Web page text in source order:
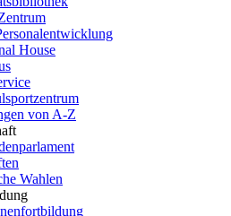
House
von A-Z
Wahlen